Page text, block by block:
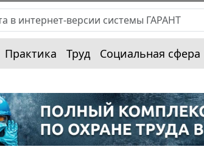
Практика Труд Социальная сфера